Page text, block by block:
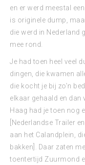
en er werd meestal
is originele dump,
die werd in Nederland
mee rond.
Je had toen heel veel
dingen, die kwamen
die kocht je bij zo’n
elkaar gehaald en dan
Haag had je toen nog
[Nederlandse Trailer
aan het Calandplein,
bakken]. Daar zaten
toentertijd Zuurmond